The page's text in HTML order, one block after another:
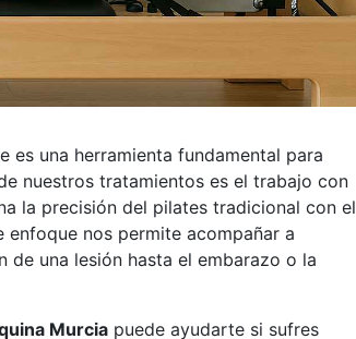
es una herramienta fundamental para
nuestros tratamientos es el trabajo con
la precisión del pilates tradicional con el
nos permite acompañar a
de una lesión hasta el embarazo o la
Murcia puede ayudarte si sufres